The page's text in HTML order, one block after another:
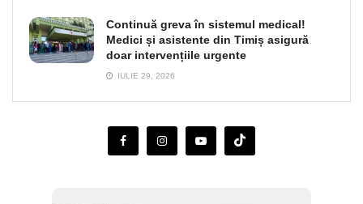
Continuă greva în sistemul medical!
Medici și asistente din Timiș asigură
doar intervențiile urgente
IULIE 29, 2026